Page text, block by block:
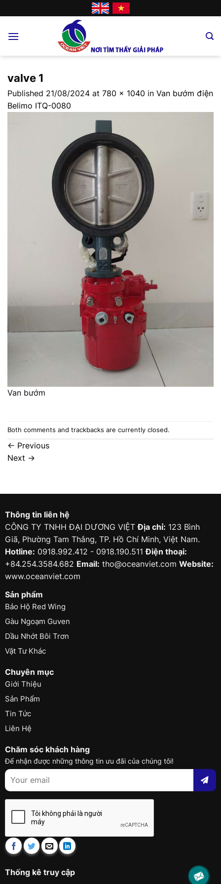
to
valve 1
Published 21/08/2024 at 780 × 1040 in Van bướm điện
Belimo ITQ-0080
Van bướm
Both comments and trackbacks are currently closed.
← Previous
Next →
Thông tin liên hệ
CÔNG TY TNHH ĐẠI DƯƠNG VIỆTĐịa chỉ: 123 Bình
Giã, Phường Tam Thắng, TP. Hồ Chí Minh, Việt Nam.
Hotline: 0918.992.412 - 0918.190.511Điện thoại:
+84.254.3584.682 Email: tho@oceanviet.com Website:
www.oceanviet.com
Sản phẩm
Bảo Hộ Red Wing
Gàu Ngoạm Guven
Dầu Nhớt Bôi Trơn
Vật Tư Khác
Chuyên mục
Giới Thiệu
Sản Phẩm
Tin Tức
Liên Hệ
Chăm sóc khách hàng
Để nhận được những thông tin ưu đãi của chúng tôi!
Thống kê truy cập